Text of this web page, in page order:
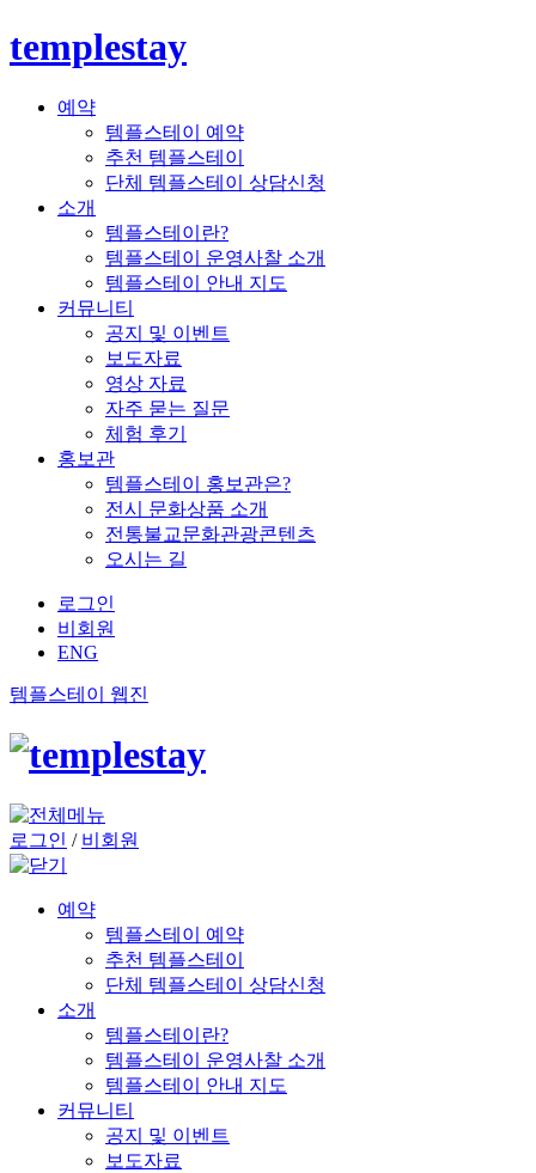
templestay
예약
템플스테이 예약
추천 템플스테이
단체 템플스테이 상담신청
소개
템플스테이란?
템플스테이 운영사찰 소개
템플스테이 안내 지도
커뮤니티
공지 및 이벤트
보도자료
영상 자료
자주 묻는 질문
체험 후기
홍보관
템플스테이 홍보관은?
전시 문화상품 소개
전통불교문화관광콘텐츠
오시는 길
로그인
비회원
ENG
템플스테이 웹진
로그인 / 비회원
예약
템플스테이 예약
추천 템플스테이
단체 템플스테이 상담신청
소개
템플스테이란?
템플스테이 운영사찰 소개
템플스테이 안내 지도
커뮤니티
공지 및 이벤트
보도자료